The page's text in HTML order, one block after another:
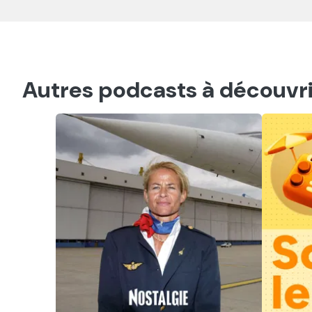
Autres podcasts à